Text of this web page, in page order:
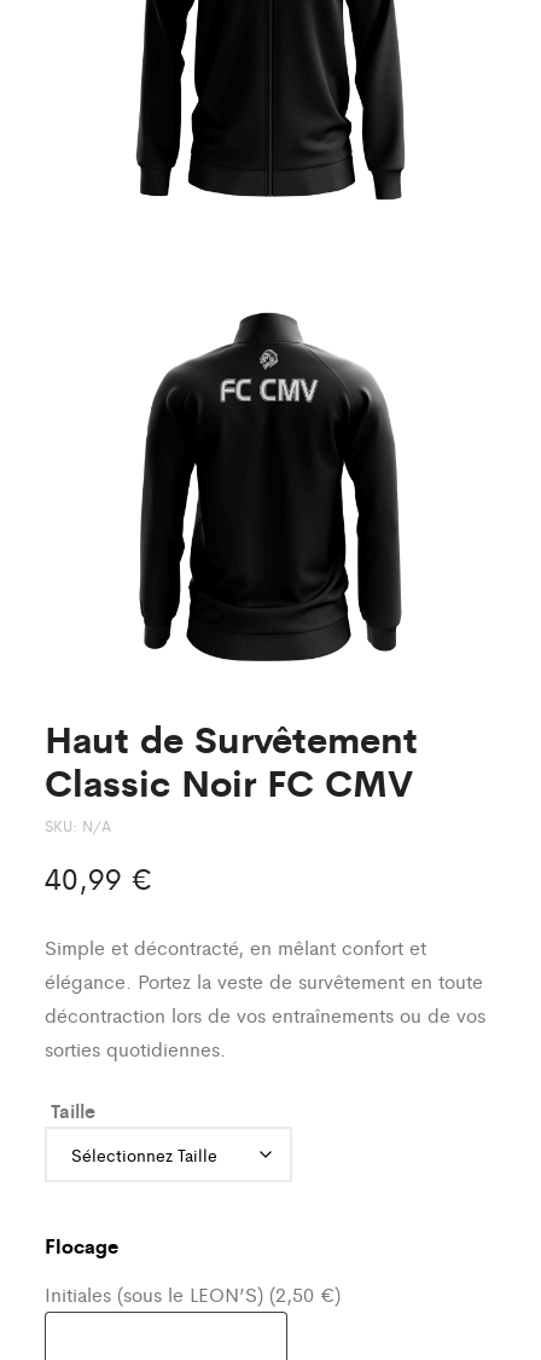
Haut de Survêtement
Classic Noir FC CMV
SKU: N/A
40,99 €
Simple et décontracté, en mêlant confort et
élégance. Portez la veste de survêtement en toute
décontraction lors de vos entraînements ou de vos
sorties quotidiennes.
Taille
Flocage
Initiales (sous le LEON’S) (2,50 €)